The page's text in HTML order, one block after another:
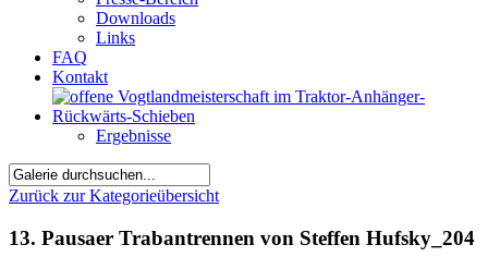
Downloads
Links
FAQ
Kontakt
Ergebnisse
Zurück zur Kategorieübersicht
13. Pausaer Trabantrennen von Steffen Hufsky_204